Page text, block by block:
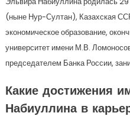
(ныне Нур-Султан), Казахская
экономическое образование,
университет имени М.В.
председателем Банка России,
Какие достижения
Набиуллина в